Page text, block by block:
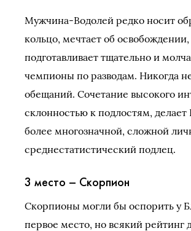
Мужчина-Водолей редко носит
кольцо, мечтает об освобождении,
подготавливает тщательно и
чемпионы по разводам. Никогда
обещаний. Сочетание высокого
склонностью к подлостям, делает
более многозначной, сложной
среднестатистический подлец.
3 место – Скорпион
Скорпионы могли бы оспорить у
первое место, но всякий рейтинг